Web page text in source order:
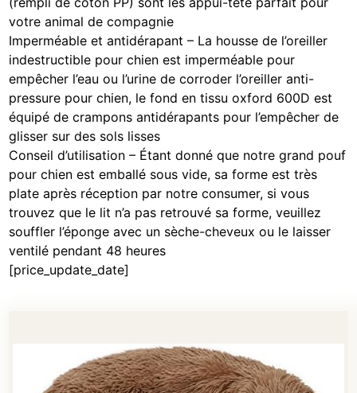
votre animal de compagnie
Imperméable et antidérapant – La housse de l’oreiller
indestructible pour chien est imperméable pour
empêcher l’eau ou l’urine de corroder l’oreiller anti-
pressure pour chien, le fond en tissu oxford 600D est
équipé de crampons antidérapants pour l’empêcher de
glisser sur des sols lisses
Conseil d’utilisation – Étant donné que notre grand pouf
pour chien est emballé sous vide, sa forme est très
plate après réception par notre consumer, si vous
trouvez que le lit n’a pas retrouvé sa forme, veuillez
souffler l’éponge avec un sèche-cheveux ou le laisser
ventilé pendant 48 heures
[price_update_date]